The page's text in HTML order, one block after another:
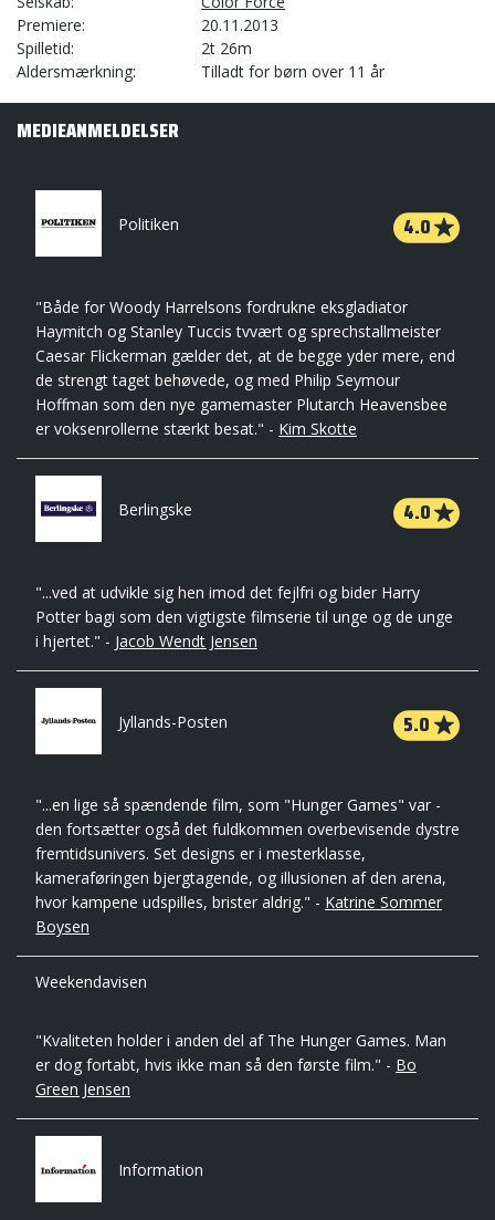
Premiere
20.11.2013
Spilletid
2t 26m
Aldersmærkning
Tilladt for børn over 11 år
MEDIEANMELDELSER
Politiken 4.0
"Både for Woody Harrelsons fordrukne eksgladiator
Haymitch og Stanley Tuccis tvvært og sprechstallmeister
Caesar Flickerman gælder det, at de begge yder mere, end
de strengt taget behøvede, og med Philip Seymour
Hoffman som den nye gamemaster Plutarch Heavensbee
er voksenrollerne stærkt besat." - Kim Skotte
Berlingske 4.0
"...ved at udvikle sig hen imod det fejlfri og bider Harry
Potter bagi som den vigtigste filmserie til unge og de unge
i hjertet." - Jacob Wendt Jensen
Jyllands-Posten 5.0
"...en lige så spændende film, som "Hunger Games" var -
den fortsætter også det fuldkommen overbevisende dystre
fremtidsunivers. Set designs er i mesterklasse,
kameraføringen bjergtagende, og illusionen af den arena,
hvor kampene udspilles, brister aldrig." - Katrine Sommer
Boysen
Weekendavisen
"Kvaliteten holder i anden del af The Hunger Games. Man
er dog fortabt, hvis ikke man så den første film." - Bo
Green Jensen
Information